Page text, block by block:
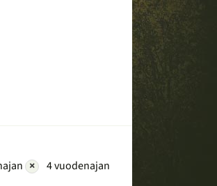
× 4 vuodenajan